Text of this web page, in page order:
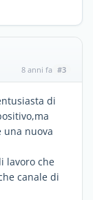
8 anni fa #3
di
una nuova
lavoro che
canale di